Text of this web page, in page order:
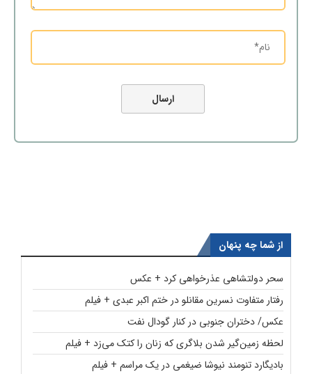
از شما چه پنهان
سحر دولتشاهی عذرخواهی کرد + عکس
رفتار متفاوت نسرین مقانلو در ختم اکبر عبدی + فیلم
عکس/ دختران جنوبی در کنار گودال نفت
لحظه زمین‌گیر شدن بلاگری که زنان را کتک می‌زد + فیلم
بادیگارد تنومند نیوشا ضیغمی در یک مراسم + فیلم